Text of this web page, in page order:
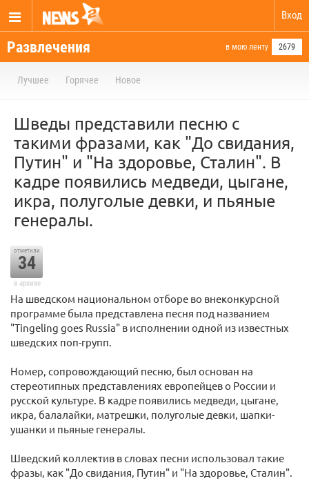
Вход
Развлечения в мою ленту 2679
Лучшее Горячее Новое
Шведы представили песню с
такими фразами, как "До свидания,
Путин" и "На здоровье, Сталин". В
кадре появились медведи, цыгане,
икра, полуголые девки, и пьяные
генералы.
отметили
34
в архиве
На шведском национальном отборе во внеконкурсной
программе была представлена песня под названием
"Tingeling goes Russia" в исполнении одной из известных
шведских поп-групп.
Номер, сопровождающий песню, был основан на
стереотипных представлениях европейцев о России и
русской культуре. В кадре появились медведи, цыгане,
икра, балалайки, матрешки, полуголые девки, шапки-
ушанки и пьяные генералы.
Шведский коллектив в словах песни использовал такие
фразы, как "До свидания, Путин" и "На здоровье, Сталин".